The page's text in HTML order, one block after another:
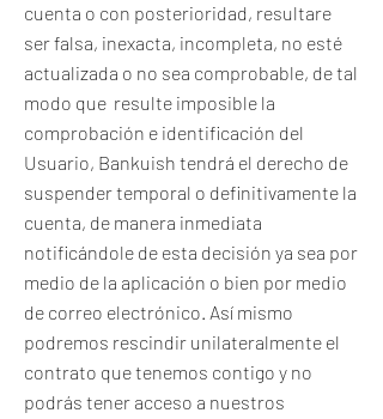
cuenta o con posterioridad, resultare
ser falsa, inexacta, incompleta, no esté
actualizada o no sea comprobable, de tal
modo que resulte imposible la
comprobación e identificación del
Usuario, Bankuish tendrá el derecho de
suspender temporal o definitivamente la
cuenta, de manera inmediata
notificándole de esta decisión ya sea por
medio de la aplicación o bien por medio
de correo electrónico. Así mismo
podremos rescindir unilateralmente el
contrato que tenemos contigo y no
podrás tener acceso a nuestros